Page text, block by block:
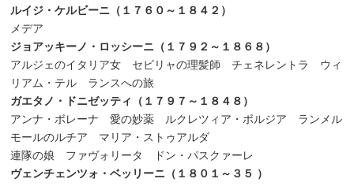
ルイジ・ケルビーニ（１７６０～１８４２）
メデア
ジョアッキーノ・ロッシーニ（１７９２～１８６８）
アルジェのイタリア女 セビリャの理髪師 チェネレントラ ウィ
リアム・テル ランスへの旅
ガエタノ・ドニゼッティ（１７９７～１８４８）
アンナ・ボレーナ 愛の妙薬 ルクレツィア・ボルジア ランメル
モールのルチア マリア・ストゥアルダ
連隊の娘 ファヴォリータ ドン・パスクァーレ
ヴェンチェンツォ・ベッリーニ（１８０１～３５ ）